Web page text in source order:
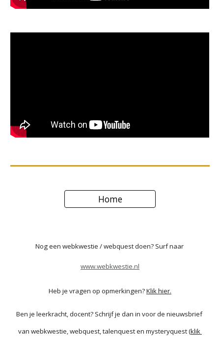
Home
Nog een webkwestie / webquest doen? Surf naar
www.webkwestie.nl
Heb je vragen op opmerkingen? Klik hier.
Ben je leerkracht, docent? Schrijf je dan in voor de nieuwsbrief
van webkwestie, webquest, talenquest en mysteryquest (klik